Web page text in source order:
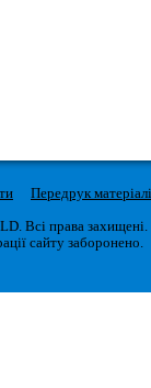
Передрук
Всі права захищені.
сайту заборонено.